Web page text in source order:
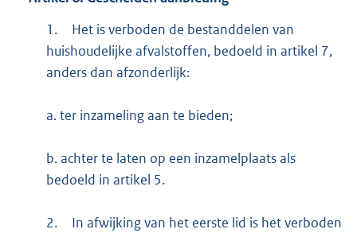
1.
Het is verboden de bestanddelen van
huishoudelijke afvalstoffen, bedoeld in artikel 7,
anders dan afzonderlijk:
a. ter inzameling aan te bieden;
b. achter te laten op een inzamelplaats als
bedoeld in artikel 5.
2.
In afwijking van het eerste lid is het verboden